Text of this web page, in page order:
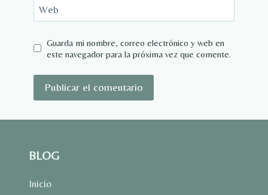
Web
Guarda mi nombre, correo electrónico y web en
este navegador para la próxima vez que comente.
BLOG
Inicio